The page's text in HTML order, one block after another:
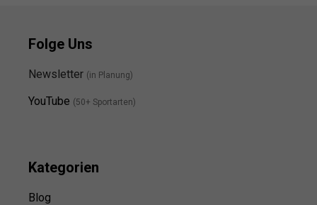
Folge Uns
Newsletter (in Planung)
YouTube (50+ Sportarten)
Kategorien
Blog